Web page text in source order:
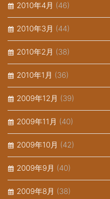
2010年4月 (46)
2010年3月 (44)
2010年2月 (38)
2010年1月 (36)
2009年12月 (39)
2009年11月 (40)
2009年10月 (42)
2009年9月 (40)
2009年8月 (38)